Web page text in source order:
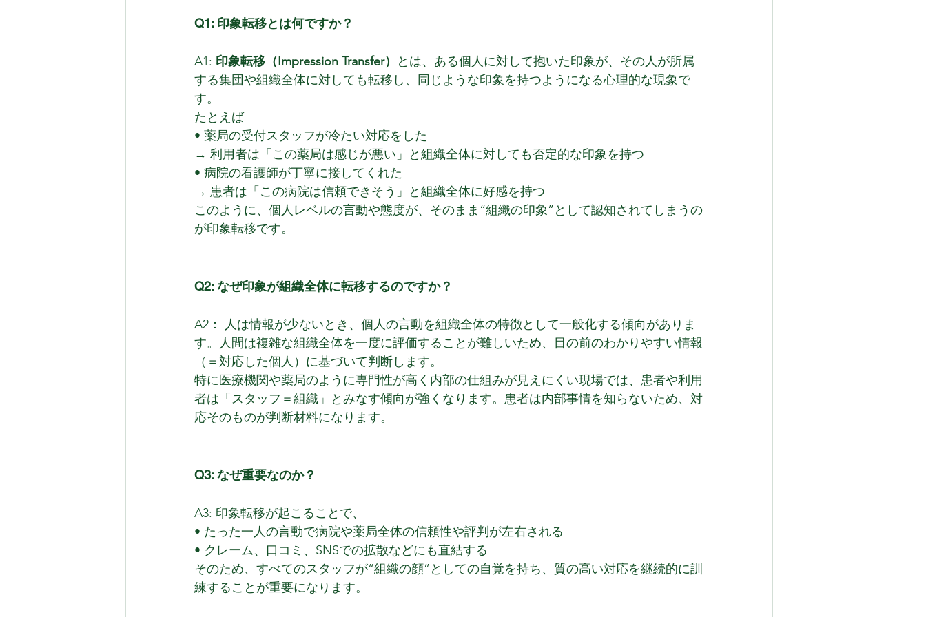
Q1: 印象転移とは何ですか？
A1: 印象転移（Impression Transfer）
とは、ある個人に対して抱いた印象が、その人が所属
する集団や組織全体に対しても転移し、同じような印象を持つようになる心理的な現象で
す。
たとえば
• 薬局の受付スタッフが冷たい対応をした
→ 利用者は「この薬局は感じが悪い」と組織全体に対しても否定的な印象を持つ
• 病院の看護師が丁寧に接してくれた
→ 患者は「この病院は信頼できそう」と組織全体に好感を持つ
このように、個人レベルの言動や態度が、そのまま“組織の印象”として認知されてしまうの
が印象転移です。
Q2: なぜ印象が組織全体に転移するのですか？
A2： 人は情報が少ないとき、個人の言動を組織全体の特徴として一般化する傾向がありま
す。人間は複雑な組織全体を一度に評価することが難しいため、目の前のわかりやすい情報
（＝対応した個人）に基づいて判断します。
特に医療機関や薬局のように専門性が高く内部の仕組みが見えにくい現場では、患者や利用
者は「スタッフ＝組織」とみなす傾向が強くなります。患者は内部事情を知らないため、対
応そのものが判断材料になります。
Q3: なぜ重要なのか？
A3: 印象転移が起こることで、
• たった一人の言動で病院や薬局全体の信頼性や評判が左右される
• クレーム、口コミ、SNSでの拡散などにも直結する
そのため、すべてのスタッフが“組織の顔”としての自覚を持ち、質の高い対応を継続的に訓
練することが重要になります。